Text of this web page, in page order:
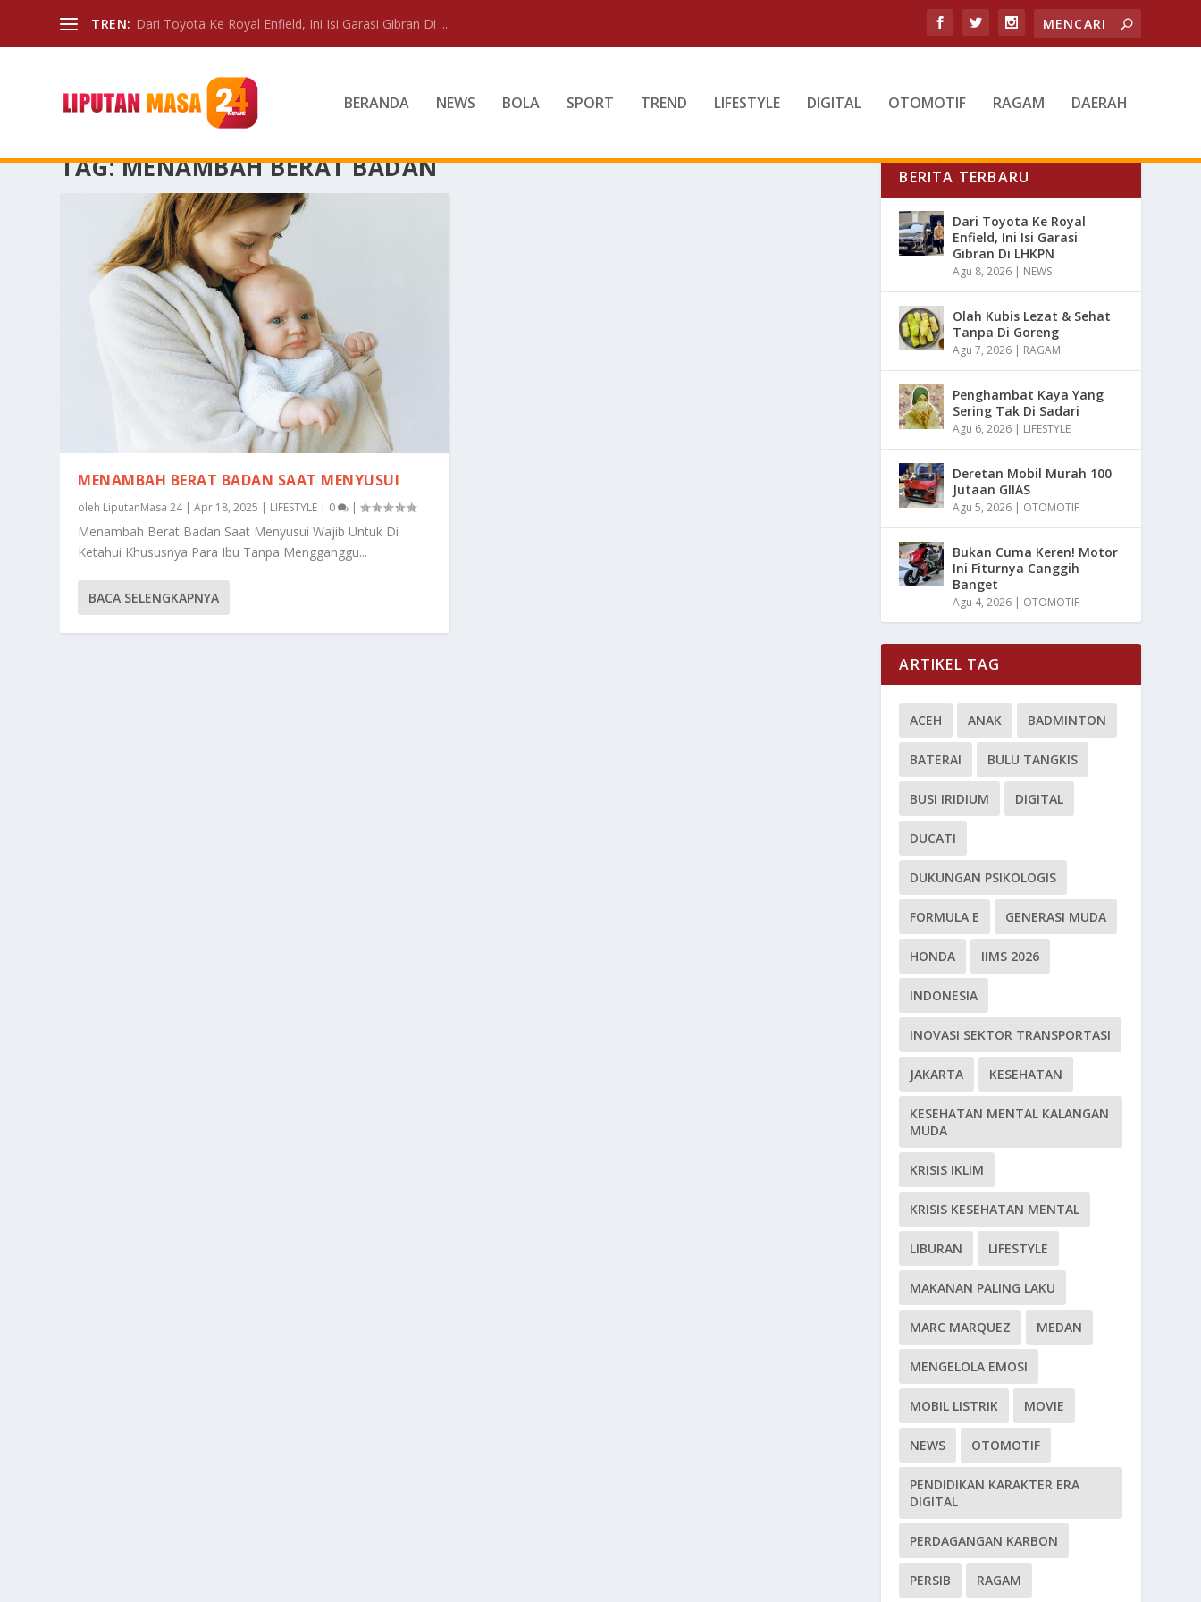
TREN: Dari Toyota Ke Royal Enfield, Ini Isi Garasi Gibran Di ...
BERANDA NEWS BOLA SPORT TREND LIFESTYLE DIGITAL OTOMOTIF RAGAM DAERAH
TAG:MENAMBAH BERAT BADAN
MENAMBAH BERAT BADAN SAAT MENYUSUI
oleh LiputanMasa 24|Apr 18, 2025 | LIFESTYLE | 0 |
Menambah Berat Badan Saat Menyusui Wajib Untuk Di
Ketahui Khususnya Para Ibu Tanpa Mengganggu...
BACA SELENGKAPNYA
BERITA TERBARU
Dari Toyota Ke Royal
Enfield, Ini Isi Garasi
Gibran Di LHKPN
Agu 8, 2026 | NEWS
Olah Kubis Lezat & Sehat
Tanpa Di Goreng
Agu 7, 2026 | RAGAM
Penghambat Kaya Yang
Sering Tak Di Sadari
Agu 6, 2026 | LIFESTYLE
Deretan Mobil Murah 100
Jutaan GIIAS
Agu 5, 2026 | OTOMOTIF
Bukan Cuma Keren! Motor
Ini Fiturnya Canggih
Banget
Agu 4, 2026 | OTOMOTIF
ARTIKEL TAG
ACEH ANAK BADMINTON
BATERAI BULU TANGKIS
BUSI IRIDIUM DIGITAL
DUCATI
DUKUNGAN PSIKOLOGIS
FORMULA E GENERASI MUDA
HONDA IIMS 2026
INDONESIA
INOVASI SEKTOR TRANSPORTASI
JAKARTA KESEHATAN
KESEHATAN MENTAL KALANGAN
MUDA
KRISIS IKLIM
KRISIS KESEHATAN MENTAL
LIBURAN LIFESTYLE
MAKANAN PALING LAKU
MARC MARQUEZ MEDAN
MENGELOLA EMOSI
MOBIL LISTRIK MOVIE
NEWS OTOMOTIF
PENDIDIKAN KARAKTER ERA
DIGITAL
PERDAGANGAN KARBON
PERSIB RAGAM